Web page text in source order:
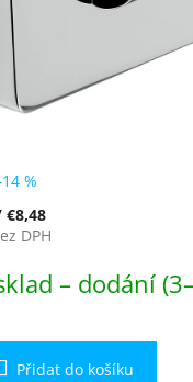
%
€8,48
DPH
– dodání
Přidat do košíku